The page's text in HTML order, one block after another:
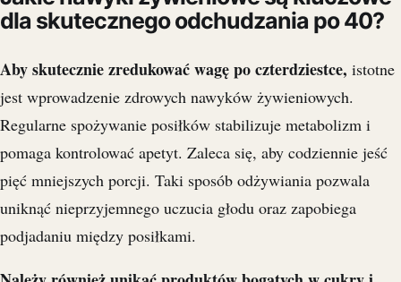
dla skutecznego odchudzania po 40?
Aby skutecznie zredukować wagę po czterdziestce, istotne
jest wprowadzenie zdrowych nawyków żywieniowych.
Regularne spożywanie posiłków stabilizuje metabolizm i
pomaga kontrolować apetyt. Zaleca się, aby codziennie jeść
pięć mniejszych porcji. Taki sposób odżywiania pozwala
uniknąć nieprzyjemnego uczucia głodu oraz zapobiega
podjadaniu między posiłkami.